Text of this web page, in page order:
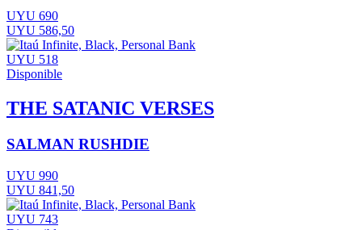
UYU 690
UYU 586,50
UYU 518
Disponible
THE SATANIC VERSES
SALMAN RUSHDIE
UYU 990
UYU 841,50
UYU 743